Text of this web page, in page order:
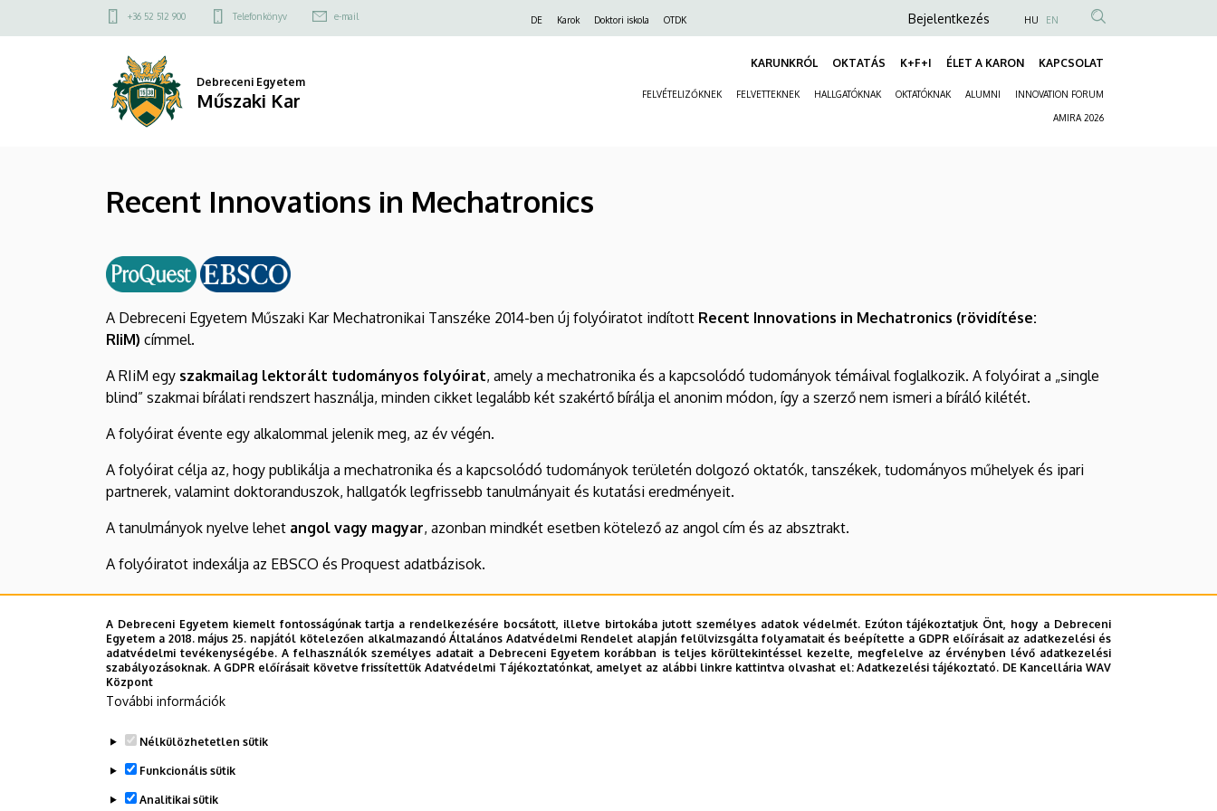
Innovations
Mechatronics
Műszaki
a
Felső
menü
+36 52 512 900 Telefonkönyv e-mail DE Karok Doktori iskola OTDK
Anonim
fiók
menüje
Bejelentkezés HU EN
Debreceni Egyetem
Műszaki Kar
KARUNKRÓL OKTATÁS K+F+I ÉLET A KARON KAPCSOLAT
FELVÉTELIZŐKNEK FELVETTEKNEK HALLGATÓKNAK OKTATÓKNAK ALUMNI INNOVATION FORUM
AMIRA 2026
Recent Innovations in Mechatronics
A Debreceni Egyetem Műszaki Kar Mechatronikai Tanszéke 2014-ben új folyóiratot indított Recent Innovations in Mechatronics (rövidítése:
RIiM) címmel.
A RIiM egy szakmailag lektorált tudományos folyóirat, amely a mechatronika és a kapcsolódó tudományok témáival foglalkozik. A folyóirat a „single
blind” szakmai bírálati rendszert használja, minden cikket legalább két szakértő bírálja el anonim módon, így a szerző nem ismeri a bíráló kilétét.
A folyóirat évente egy alkalommal jelenik meg, az év végén.
A folyóirat célja az, hogy publikálja a mechatronika és a kapcsolódó tudományok területén dolgozó oktatók, tanszékek, tudományos műhelyek és ipari
partnerek, valamint doktoranduszok, hallgatók legfrissebb tanulmányait és kutatási eredményeit.
A tanulmányok nyelve lehet angol vagy magyar, azonban mindkét esetben kötelező az angol cím és az absztrakt.
A folyóiratot indexálja az EBSCO és Proquest adatbázisok.
ISSN: 2064-9622
További információk
Legutóbbi frissítés: 2025. 01. 28. 10:14
A Debreceni Egyetem kiemelt fontosságúnak tartja a rendelkezésére bocsátott, illetve birtokába jutott személyes adatok védelmét. Ezúton tájékoztatjuk Önt, hogy a Debreceni
Egyetem a 2018. május 25. napjától kötelezően alkalmazandó Általános Adatvédelmi Rendelet alapján felülvizsgálta folyamatait és beépítette a GDPR előírásait az adatkezelési és
adatvédelmi tevékenységébe. A felhasználók személyes adatait a Debreceni Egyetem korábban is teljes körültekintéssel kezelte, megfelelve az érvényben lévő adatkezelési
szabályozásoknak. A GDPR előírásait követve frissítettük Adatvédelmi Tájékoztatónkat, amelyet az alábbi linkre kattintva olvashat el:Adatkezelési tájékoztató. DE Kancellária WAV
Központ
További információk
Nélkülözhetetlen sütik
Funkcionális sütik
Analitikai sütik